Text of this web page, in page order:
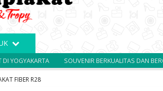
VANDEL KAYU STAINLESS CUSTOM
SOUVENIR BERKUALITAS DAN BERGARANSI
FIBER R28